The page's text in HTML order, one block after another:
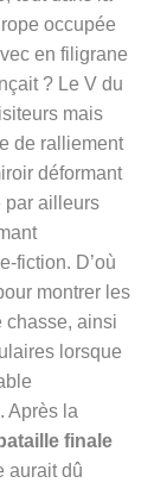
occupée
en filigrane
? Le V du
mais
de ralliement
déformant
par ailleurs
fiction. D’où
montrer les
chasse, ainsi
lorsque
Après la
finale
aurait dû